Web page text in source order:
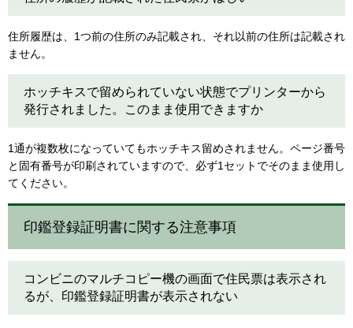
住所履歴は、1つ前の住所のみ記載され、それ以前の住所は記載され
ません。
ホッチキスで留められていない状態でプリンターから
発行されました。このまま使用できますか
1通が複数枚になっていてもホッチキス留めされません。ページ番号
と固有番号が印刷されていますので、必ず1セットでそのまま使用し
てください。
印鑑登録証明書に関する注意事項
コンビニのマルチコピー機の画面で住民票は表示され
るが、印鑑登録証明書が表示されない